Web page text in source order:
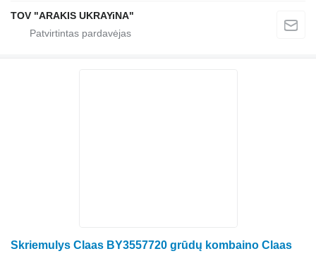
TOV "ARAKIS UKRAYiNA"
Skriemulys Claas BY3557720 grūdų kombaino Claas